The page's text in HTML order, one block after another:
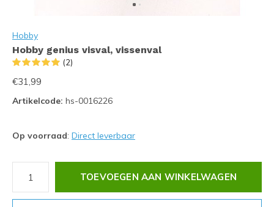
Hobby
Hobby genius visval, vissenval
(2)
€31,99
Artikelcode: hs-0016226
Op voorraad: Direct leverbaar
TOEVOEGEN AAN WINKELWAGEN